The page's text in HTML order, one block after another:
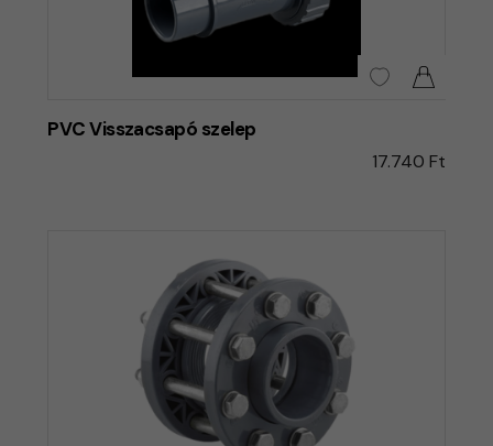
PVC Visszacsapó szelep
17.740 Ft